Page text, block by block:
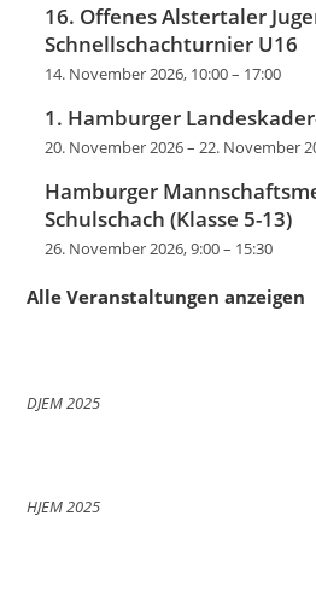
16. Offenes Alstertaler
Schnellschachturnier U16
14. November 2026, 10:00– 17:00
1. Hamburger
20. November 2026–22. November
Hamburger
Schulschach (Klasse 5-13)
26. November 2026, 9:00– 15:30
Alle Veranstaltungen anzeigen
DJEM 2025
HJEM 2025